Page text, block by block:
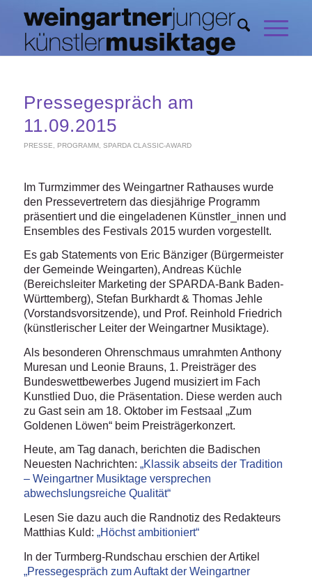
Pressegespräch am
11.09.2015
PRESSE PROGRAMM, SPARDA CLASSIC-AWARD
Im Turmzimmer des Weingartner Rathauses wurde
den Pressevertretern das diesjährige Programm
präsentiert und die eingeladenen Künstler_innen und
Ensembles des Festivals 2015 wurden vorgestellt.
Es gab Statements von Eric Bänziger (Bürgermeister
der Gemeinde Weingarten), Andreas Küchle
(Bereichsleiter Marketing der SPARDA-Bank Baden-
Württemberg), Stefan Burkhardt & Thomas Jehle
(Vorstandsvorsitzende), und Prof. Reinhold Friedrich
(künstlerischer Leiter der Weingartner Musiktage).
Als besonderen Ohrenschmaus umrahmten Anthony
Muresan und Leonie Brauns, 1. Preisträger des
Bundeswettbewerbes Jugend musiziert im Fach
Kunstlied Duo, die Präsentation. Diese werden auch
zu Gast sein am 18. Oktober im Festsaal „Zum
Goldenen Löwen“ beim Preisträgerkonzert.
Heute, am Tag danach, berichten die Badischen
Neuesten Nachrichten: „Klassik abseits der Tradition
– Weingartner Musiktage versprechen
abwechslungsreiche Qualität“
Lesen Sie dazu auch die Randnotiz des Redakteurs
Matthias Kuld: „Höchst ambitioniert“
In der Turmberg-Rundschau erschien der Artikel
„Pressegespräch zum Auftakt der Weingartner